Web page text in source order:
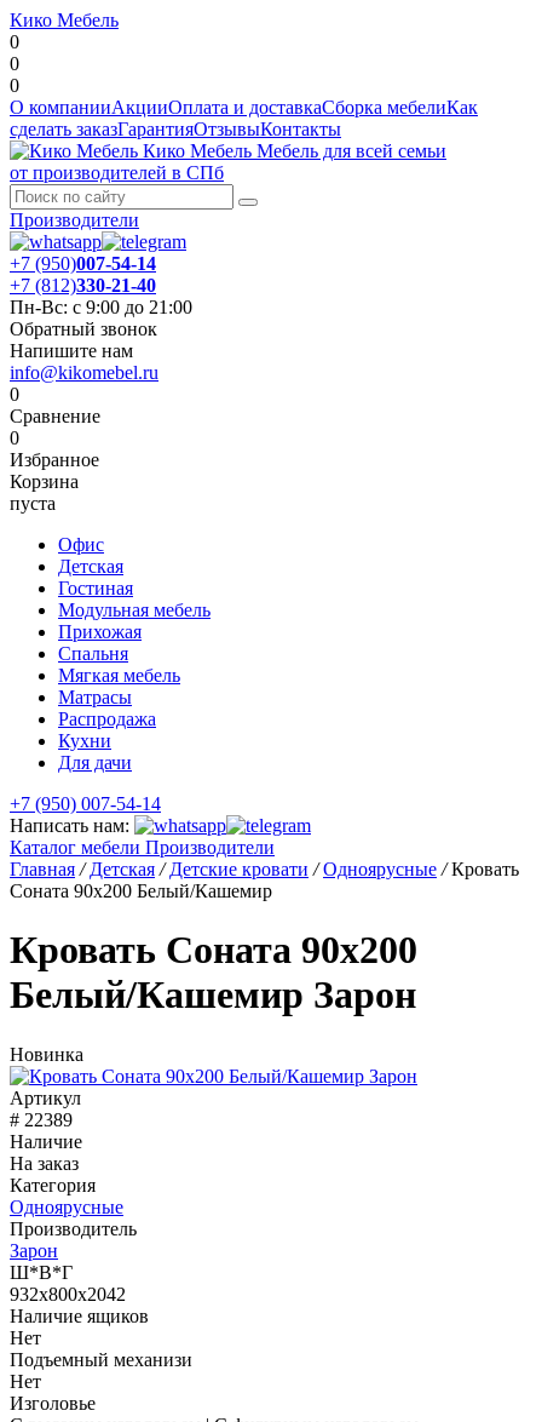
Кико Мебель
0
0
0
О компанииАкцииОплата и доставкаСборка мебелиКак
сделать заказГарантияОтзывыКонтакты
Кико Мебель Мебель для всей семьи
от производителей в СПб
Производители
+7 (950)007-54-14
+7 (812)330-21-40
Пн-Вс: с 9:00 до 21:00
Обратный звонок
Напишите нам
info@kikomebel.ru
0
Сравнение
0
Избранное
Корзина
пуста
Офис
Детская
Гостиная
Модульная мебель
Прихожая
Спальня
Мягкая мебель
Матрасы
Распродажа
Кухни
Для дачи
+7 (950) 007-54-14
Написать нам:
Каталог мебели Производители
Главная / Детская / Детские кровати / Одноярусные / Кровать
Соната 90х200 Белый/Кашемир
Кровать Соната 90х200
Белый/Кашемир Зарон
Новинка
Артикул
# 22389
Наличие
На заказ
Категория
Одноярусные
Производитель
Зарон
Ш*В*Г
932x800x2042
Наличие ящиков
Нет
Подъемный механизи
Нет
Изголовье